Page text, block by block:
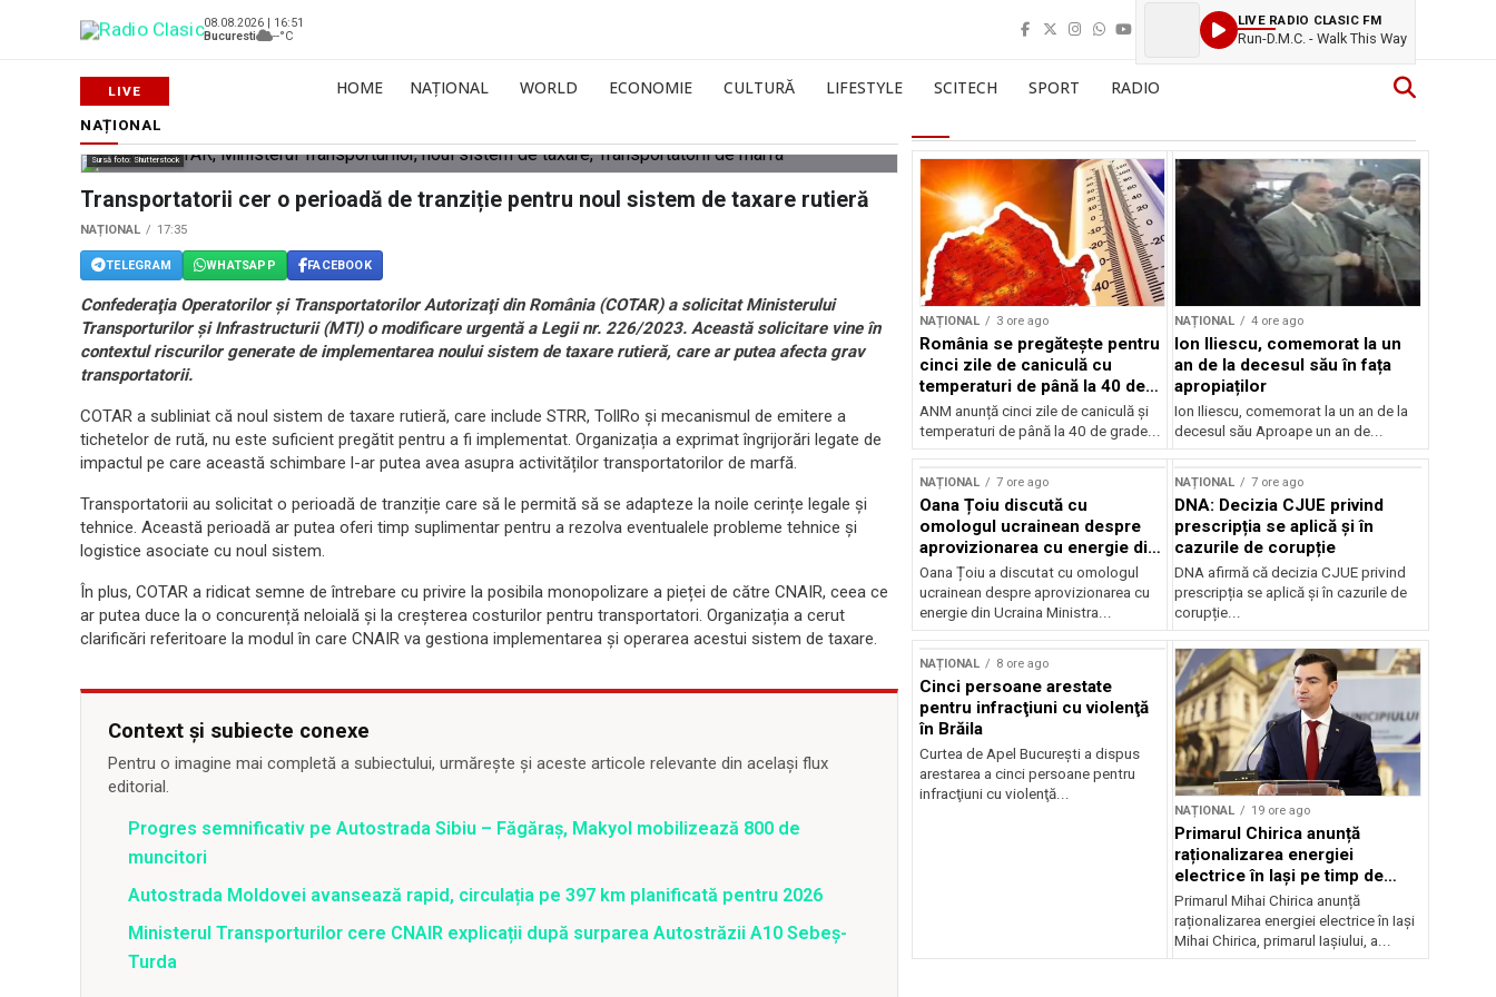
08.08.2026 | 16:51
Bucuresti
--°C
LIVE RADIO CLASIC FM
Run-D.M.C. - Walk This Way
HOME NAȚIONAL WORLD ECONOMIE CULTURĂ LIFESTYLE SCITECH SPORT RADIO
NAȚIONAL
Sursă foto: Shutterstock
Transportatorii cer o perioadă de tranziție pentru noul sistem de taxare rutieră
NAȚIONAL 17:35
TELEGRAM WHATSAPP FACEBOOK
Confederaţia Operatorilor şi Transportatorilor Autorizaţi din România (COTAR) a solicitat Ministerului
Transporturilor şi Infrastructurii (MTI) o modificare urgentă a Legii nr. 226/2023. Această solicitare vine în
contextul riscurilor generate de implementarea noului sistem de taxare rutieră, care ar putea afecta grav
transportatorii.
COTAR a subliniat că noul sistem de taxare rutieră, care include STRR, TollRo și mecanismul de emitere a
tichetelor de rută, nu este suficient pregătit pentru a fi implementat. Organizația a exprimat îngrijorări legate de
impactul pe care această schimbare l-ar putea avea asupra activităților transportatorilor de marfă.
Transportatorii au solicitat o perioadă de tranziție care să le permită să se adapteze la noile cerințe legale și
tehnice. Această perioadă ar putea oferi timp suplimentar pentru a rezolva eventualele probleme tehnice și
logistice asociate cu noul sistem.
În plus, COTAR a ridicat semne de întrebare cu privire la posibila monopolizare a pieței de către CNAIR, ceea ce
ar putea duce la o concurență neloială și la creșterea costurilor pentru transportatori. Organizația a cerut
clarificări referitoare la modul în care CNAIR va gestiona implementarea și operarea acestui sistem de taxare.
Context și subiecte conexe
Pentru o imagine mai completă a subiectului, urmărește și aceste articole relevante din același flux
editorial.
Progres semnificativ pe Autostrada Sibiu – Făgăraş, Makyol mobilizează 800 de
muncitori
Autostrada Moldovei avansează rapid, circulația pe 397 km planificată pentru 2026
Ministerul Transporturilor cere CNAIR explicații după surparea Autostrăzii A10 Sebeș-
Turda
NAȚIONAL 3 ore ago
România se pregătește pentru
cinci zile de caniculă cu
temperaturi de până la 40 de
grade
ANM anunță cinci zile de caniculă și
temperaturi de până la 40 de grade...
NAȚIONAL 4 ore ago
Ion Iliescu, comemorat la un
an de la decesul său în fața
apropiaților
Ion Iliescu, comemorat la un an de la
decesul său Aproape un an de...
NAȚIONAL 7 ore ago
Oana Țoiu discută cu
omologul ucrainean despre
aprovizionarea cu energie din
Ucraina
Oana Țoiu a discutat cu omologul
ucrainean despre aprovizionarea cu
energie din Ucraina Ministra...
NAȚIONAL 7 ore ago
DNA: Decizia CJUE privind
prescripția se aplică și în
cazurile de corupție
DNA afirmă că decizia CJUE privind
prescripția se aplică și în cazurile de
corupție...
NAȚIONAL 8 ore ago
Cinci persoane arestate
pentru infracţiuni cu violenţă
în Brăila
Curtea de Apel Bucureşti a dispus
arestarea a cinci persoane pentru
infracţiuni cu violenţă...
NAȚIONAL 19 ore ago
Primarul Chirica anunță
raționalizarea energiei
electrice în Iași pe timp de
noapte
Primarul Mihai Chirica anunță
raționalizarea energiei electrice în Iași
Mihai Chirica, primarul Iașiului, a...